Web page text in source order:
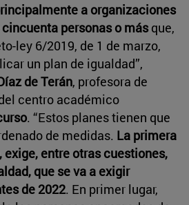
a organizaciones
personas o másque,
ley 6/2019, de 1 de marzo,
un plan de igualdad”,
de Terán, profesora de
centro académico
. “Estos planes tienen que
de medidas. La primera
entre otras cuestiones,
que se va a exigir
de 2022. En primer lugar,